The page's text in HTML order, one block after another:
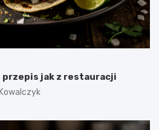
przepis jak z restauracji